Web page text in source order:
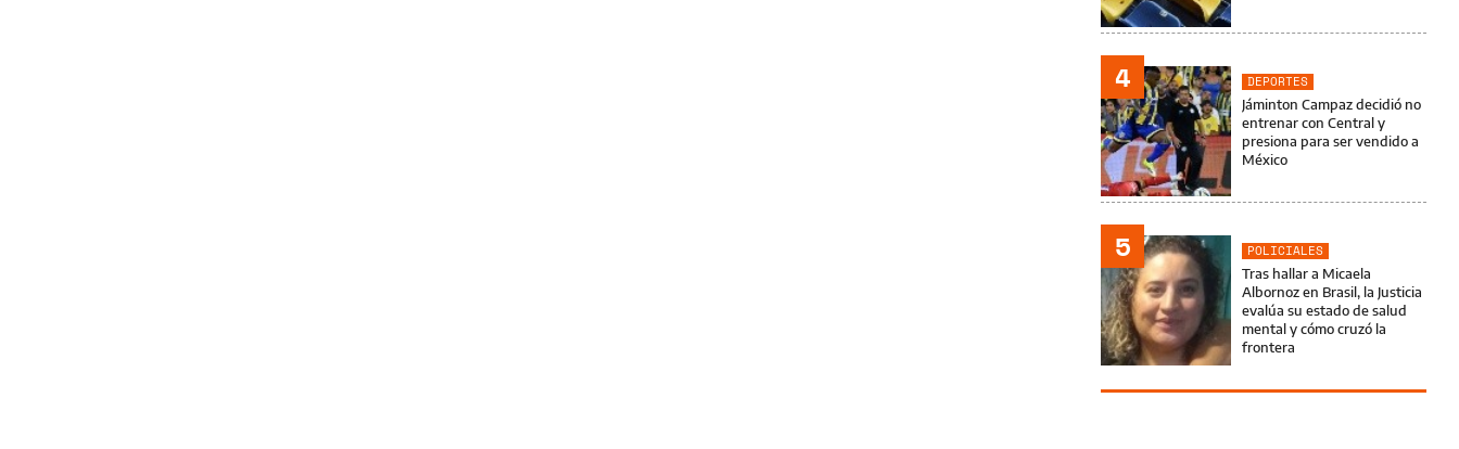
4
DEPORTES
Jáminton Campaz decidió no
entrenar con Central y
presiona para ser vendido a
México
5
POLICIALES
Tras hallar a Micaela
Albornoz en Brasil, la Justicia
evalúa su estado de salud
mental y cómo cruzó la
frontera